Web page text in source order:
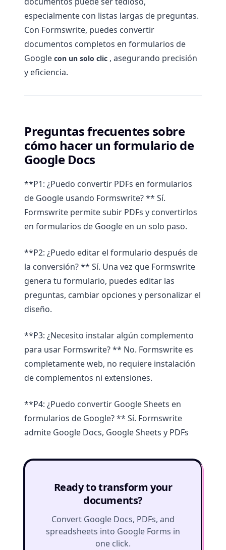
especialmente con listas largas de preguntas.
Con Formswrite, puedes convertir
documentos completos en formularios de
Google con un solo clic , asegurando precisión
y eficiencia.
Preguntas frecuentes sobre
cómo hacer un formulario de
Google Docs
**P1: ¿Puedo convertir PDFs en formularios
de Google usando Formswrite? ** Sí.
Formswrite permite subir PDFs y convertirlos
en formularios de Google en un solo paso.
**P2: ¿Puedo editar el formulario después de
la conversión? ** Sí. Una vez que Formswrite
genera tu formulario, puedes editar las
preguntas, cambiar opciones y personalizar el
diseño.
**P3: ¿Necesito instalar algún complemento
para usar Formswrite? ** No. Formswrite es
completamente web, no requiere instalación
de complementos ni extensiones.
**P4: ¿Puedo convertir Google Sheets en
formularios de Google? ** Sí. Formswrite
admite Google Docs, Google Sheets y PDFs
Ready to transform your
documents?
Convert Google Docs, PDFs, and
spreadsheets into Google Forms in
one click.